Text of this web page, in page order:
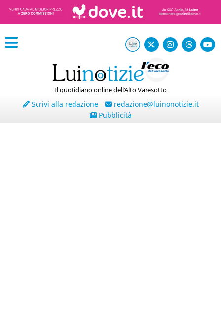
Il quotidiano online dell’Alto Varesotto
Scrivi alla redazione
redazione@luinonotizie.it
Pubblicità